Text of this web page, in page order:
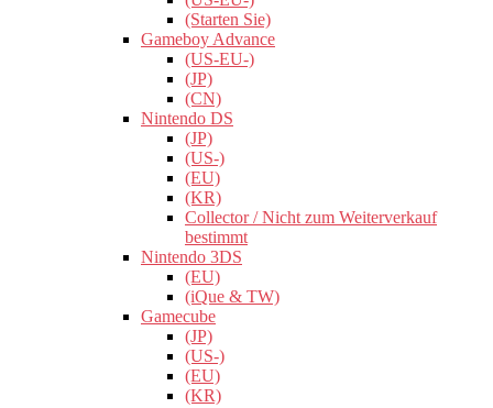
(Starten Sie)
Gameboy Advance
(US-EU-)
(JP)
(CN)
Nintendo DS
(JP)
(US-)
(EU)
(KR)
Collector / Nicht zum Weiterverkauf
bestimmt
Nintendo 3DS
(EU)
(iQue & TW)
Gamecube
(JP)
(US-)
(EU)
(KR)